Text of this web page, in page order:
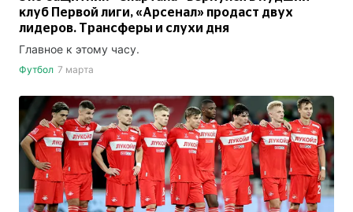
клуб Первой лиги, «Арсенал» продаст двух
лидеров. Трансферы и слухи дня
Главное к этому часу.
Футбол 7 марта